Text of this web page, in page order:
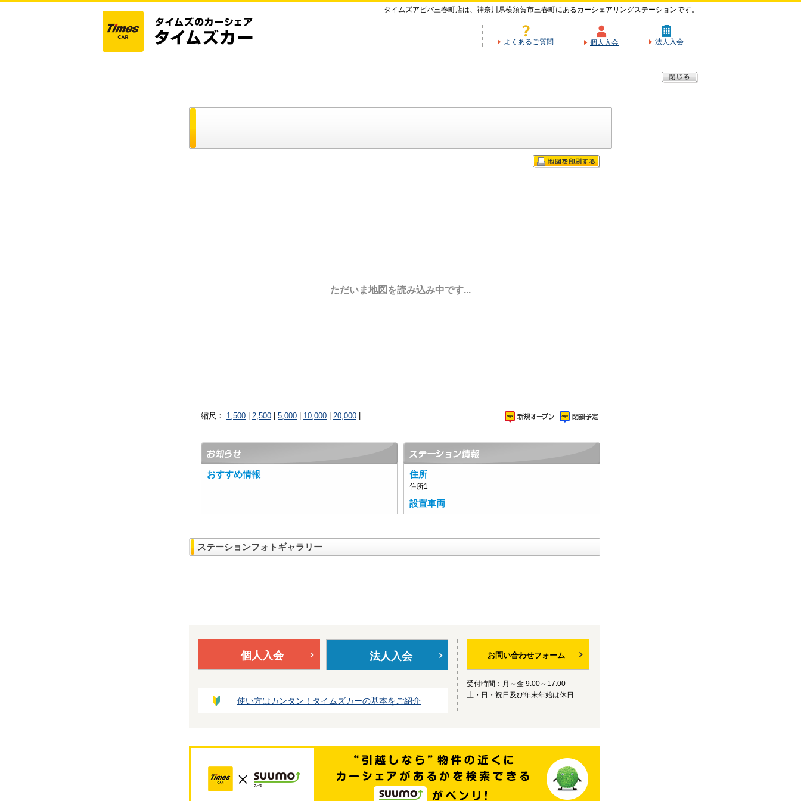
タイムズアビバ三春町店は、神奈川県横須賀市三春町にあるカーシェアリングステーションです。
よくあるご質問 個人入会 法人入会
ただいま地図を読み込み中です...
縮尺： 1,500 2,500 5,000 10,000 20,000
おすすめ情報 住所
住所1
設置車両
ステーションフォトギャラリー
個人入会 法人入会
使い方はカンタン！タイムズカーの基本をご紹介
お問い合わせフォーム
受付時間：月～金 9:00～17:00
土・日・祝日及び年末年始は休日